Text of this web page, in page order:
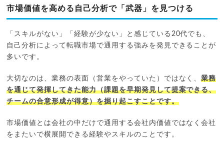
市場価値を高める自己分析で「武器」を見つける
「スキルがない」「経験が少ない」と感じている20代でも、
自己分析によって転職市場で通用する強みを発見できることが
多いです。
大切なのは、業務の表面（営業をやっていた）ではなく、業務
を通じて発揮してきた能力（課題を早期発見して提案できる、
チームの合意形成が得意）を掘り起こすことです。
市場価値とは会社の中だけで通用する会社内価値ではなく会社
をまたいで横展開できる経験やスキルのことです。